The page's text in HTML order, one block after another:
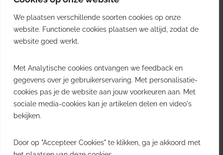
We plaatsen verschillende soorten cookies op onze
website. Functionele cookies plaatsen we altijd, zodat de
website goed werkt.
Met Analytische cookies ontvangen we feedback en
gegevens over je gebruikerservaring. Met personalisatie-
cookies pas je de website aan jouw voorkeuren aan. Met
sociale media-cookies kan je artikelen delen en video's
bekijken.
Door op "Accepteer Cookies" te klikken, ga je akkoord met
Uw video op Logistiek.TV
Job plaatsen
Gratis wekelijkse update
inzichten uit de Belgische logistieke sector in uw inbox.
Ontvang je gratis
wekelijkse update